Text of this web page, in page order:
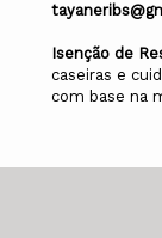
Isenção de
caseiras e
com base na